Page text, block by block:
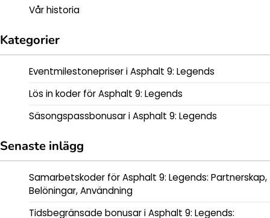
Vår historia
Kategorier
Eventmilestonepriser i Asphalt 9: Legends
Lös in koder för Asphalt 9: Legends
Säsongspassbonusar i Asphalt 9: Legends
Senaste inlägg
Samarbetskoder för Asphalt 9: Legends: Partnerskap,
Belöningar, Användning
Tidsbegränsade bonusar i Asphalt 9: Legends: